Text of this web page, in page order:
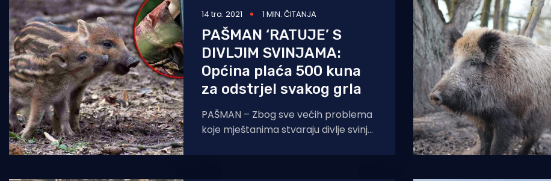
14 tra. 2021 1 MIN. ČITANJA
PAŠMAN ‘RATUJE’ S
DIVLJIM SVINJAMA:
Općina plaća 500 kuna
za odstrjel svakog grla
PAŠMAN – Zbog sve većih problema
koje mještanima stvaraju divlje svinje
Pašman Krešimir Ćosić je u